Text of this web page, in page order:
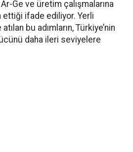
Ge ve üretim çalışmalarına
ettiği ifade ediliyor. Yerli
bu adımların, Türkiye’nin
daha ileri seviyelere